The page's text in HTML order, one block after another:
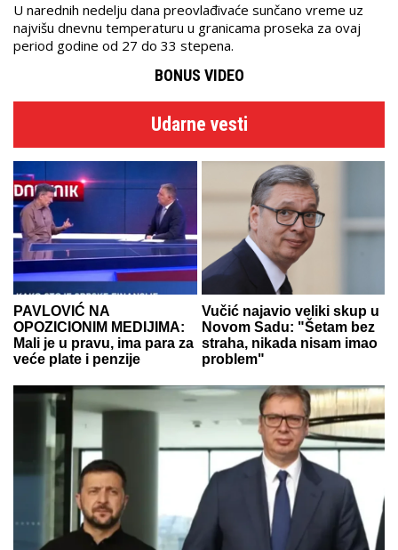
U narednih nedelju dana preovlađivaće sunčano vreme uz
najvišu dnevnu temperaturu u granicama proseka za ovaj
period godine od 27 do 33 stepena.
BONUS VIDEO
Udarne vesti
PAVLOVIĆ NA
OPOZICIONIM MEDIJIMA:
Mali je u pravu, ima para za
veće plate i penzije
Vučić najavio veliki skup u
Novom Sadu: "Šetam bez
straha, nikada nisam imao
problem"